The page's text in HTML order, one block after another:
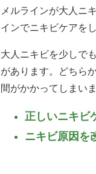
メルラインが大人ニ
インでニキビケアを
大人ニキビを少しで
があります。どちら
間がかかってしまいま
正しいニキビ
ニキビ原因を